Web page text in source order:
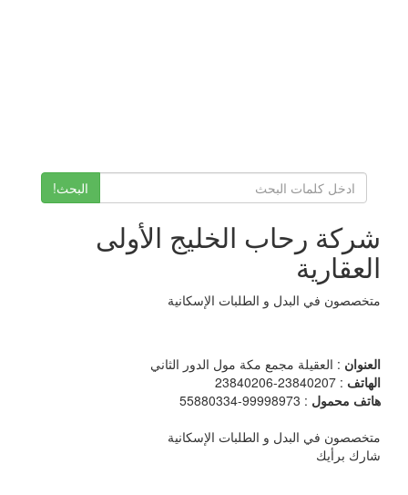
البحث!
شركة رحاب الخليج الأولى
العقارية
متخصصون في البدل و الطلبات الإسكانية
العنوان : العقيلة مجمع مكة مول الدور الثاني
الهاتف : 23840207-23840206
هاتف محمول : 99998973-55880334
متخصصون في البدل و الطلبات الإسكانية
شارك برأيك